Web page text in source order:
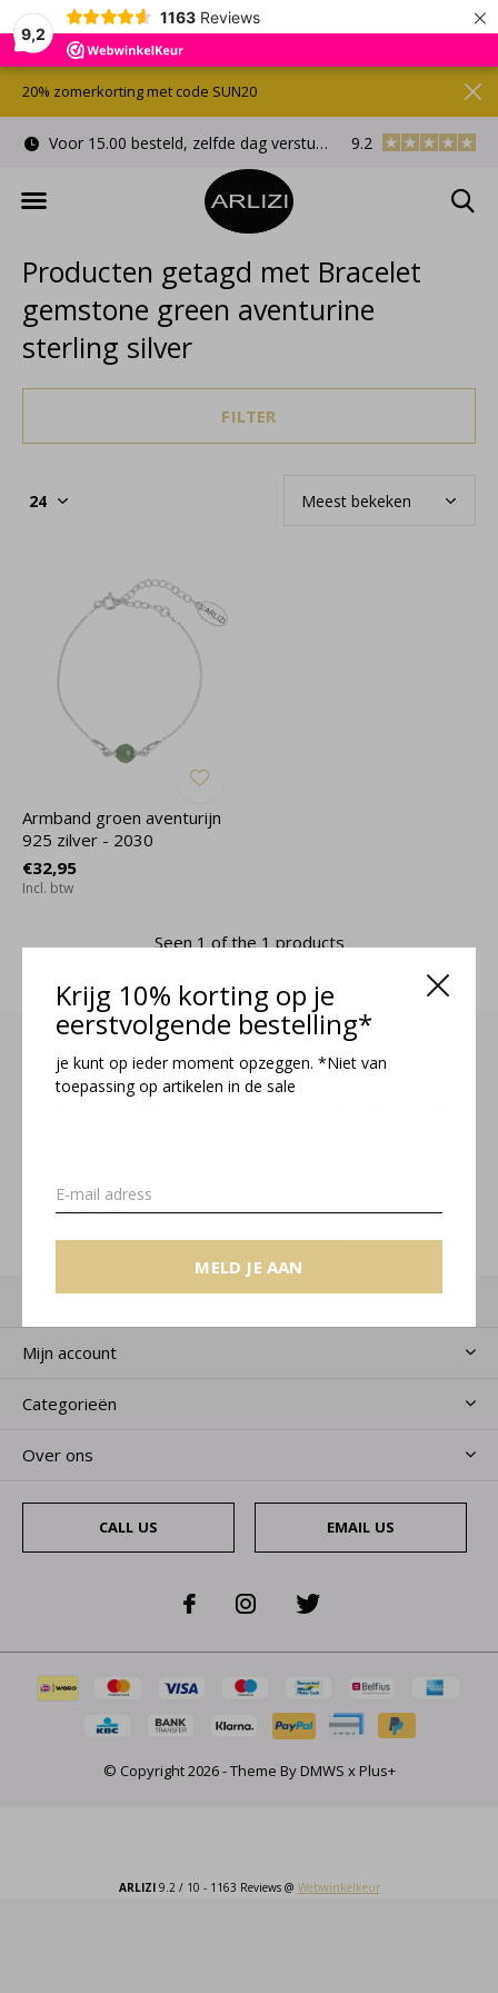
9,2
1163 Reviews ×
Krijg 10% korting op je
eerstvolgende bestelling*
je kunt op ieder moment opzeggen. *Niet van
toepassing op artikelen in de sale
MELD JE AAN
Voor 15.00 besteld, zelfde dag verstuurd Gratis
9.2
20% zomerkorting met code SUN20
Producten getagd met Bracelet
gemstone green aventurine
sterling silver
FILTER
Armband groen aventurijn
925 zilver - 2030
€32,95
Incl. btw
Seen 1 of the 1 products
Meld je aan voor onze nieuwsbrief
MELD JE AAN
Klantenservice
Mijn account
Categorieën
Over ons
CALL US EMAIL US
© Copyright2026- Theme ByDMWS x Plus+
ARLIZI9.2 / 10 - 1163 Reviews @ Webwinkelkeur